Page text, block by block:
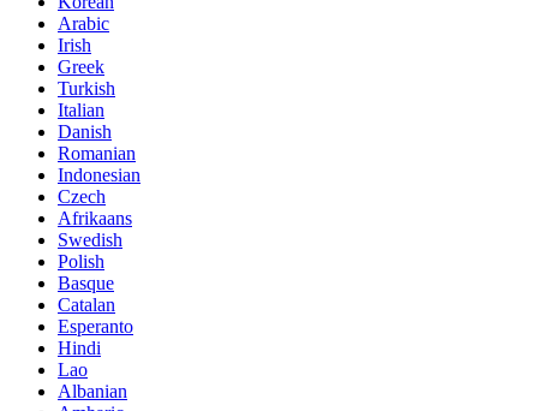
Arabic
Irish
Greek
Turkish
Italian
Danish
Romanian
Indonesian
Czech
Afrikaans
Swedish
Polish
Basque
Catalan
Esperanto
Hindi
Lao
Albanian